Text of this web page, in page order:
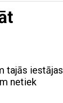
tajās iestājas
netiek